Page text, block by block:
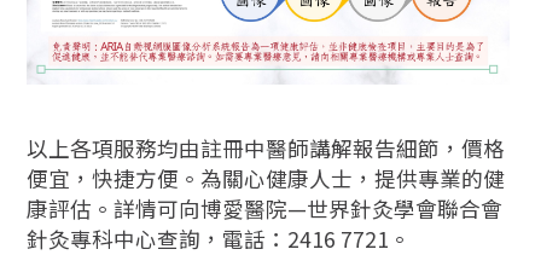
以上各項服務均由註冊中醫師講解報告細節，價格
便宜，快捷方便。為關心健康人士，提供專業的健
康評估。詳情可向博愛醫院—世界針灸學會聯合會
針灸專科中心查詢，電話：2416 7721。